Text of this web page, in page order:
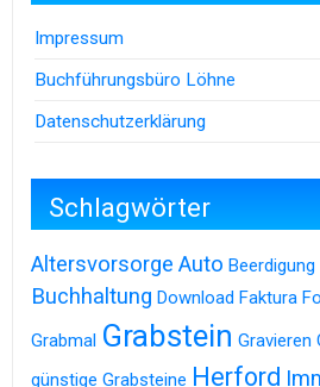
Impressum
Buchführungsbüro Löhne
Datenschutzerklärung
Schlagwörter
Altersvorsorge Auto Beerdigung
Buchhaltung Download Faktura
Grabmal Grabstein Gravieren
günstige Grabsteine Herford